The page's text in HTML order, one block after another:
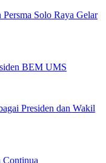
Solo Raya Gelar
BEM UMS
Presiden dan Wakil
Continua